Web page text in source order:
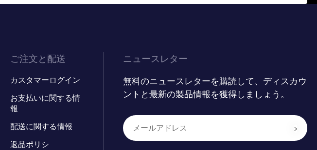
ご注文と配送
カスタマーログイン
お支払いに関する情
報
配送に関する情報
返品ポリシ
ニュースレター
無料のニュースレターを購読して、ディスカウ
ントと最新の製品情報を獲得しましょう。